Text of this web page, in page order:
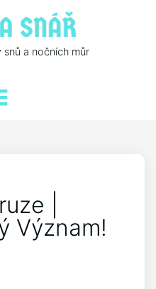
snů a nočních můr
|
Význam!